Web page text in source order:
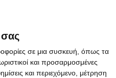
σας
σε μια συσκευή, όπως τα
και προσαρμοσμένες
και περιεχόμενο, μέτρηση